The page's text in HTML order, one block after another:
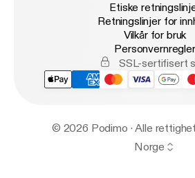
Etiske
Retningslinjer for
Vilkår for bruk
Personvernregler
SSL-sertifisert
© 2026 Podimo · Alle
Norge